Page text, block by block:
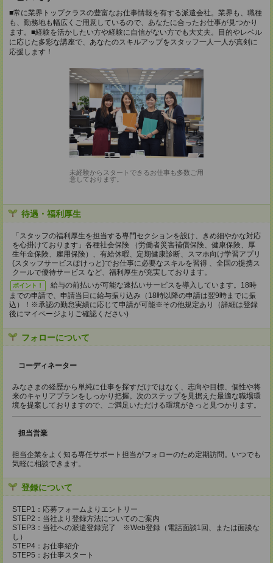
■常に業界トップクラスの豊富なお仕事情報を有する派遣会社。業界も、職種
も、勤務地も幅広くご用意しているので、あなたに合ったお仕事が見つかり
ます。■経験を活かしたい方や経験に自信がない方でも大丈夫。目的やレベル
に応じた多彩な講座で、あなたのスキルアップをスタッフ一人一人が真剣に
応援します！
未経験からスタートできるお仕事も多数ご用
意しております。
待遇・福利厚生
「スタッフの福利厚生を担当する専門セクションを設け、きめ細やかな対応
を心掛けております」各種社会保険 （労働者災害補償保険、健康保険、厚
生年金保険、雇用保険）、有給休暇、定期健康診断、スマホ向け学習アプリ
(スタッフサービスぽけっと)でお仕事に必要なスキルを習得 、全国の提携ス
クールで優待サービス など、福利厚生が充実しております。
ポイント！
給与の前払いが可能な速払いサービスを導入しています。18時
までの申請で、申請当日に給与振り込み（18時以降の申請は翌9時までに振
込）！※承認の勤怠実績に応じて申請が可能※その他規定あり（詳細は登録
後にマイページよりご確認ください)
フォローについて
コーディネーター
みなさまの経歴から単純に仕事を探すだけではなく、志向や目標、個性や将
来のキャリアプランをしっかり把握。次のステップを見据えた最適な職場環
境を提案しておりますので、ご満足いただける環境がきっと見つかります。
担当営業
担当企業をよく知る専任サポート担当がフォローのため定期訪問。いつでも
気軽に相談できます。
登録について
STEP1：応募フォームよりエントリー
STEP2：当社より登録方法についてのご案内
STEP3：当社への派遣登録完了 ※Web登録（電話面談1回、または面談な
し）
STEP4：お仕事紹介
STEP5：お仕事スタート